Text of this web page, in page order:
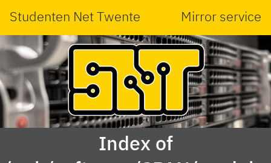
Studenten Net Twente Mirror service
Index of